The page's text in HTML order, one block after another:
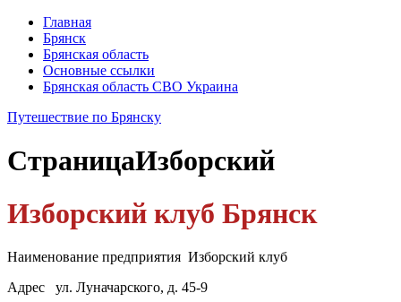
Главная
Брянск
Брянская область
Основные ссылки
Брянская область СВО Украина
Путешествие по Брянску
СтраницаИзборский
Изборский клуб Брянск
Наименование предприятия Изборский клуб
Адрес ул. Луначарского, д. 45-9